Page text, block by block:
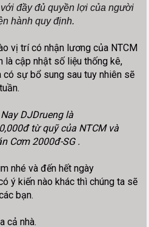
đầy đủ quyền lợi của người
hành quyđịnh.
vị trí có nhận lương của NTCM
là cập nhật số liệu thống kê,
có sự bổ sung sau tuy nhiên sẽ
DJDrueng là
từ quỹ của NTCM và
Cơm 2000đ-SG .
nhé và đến hết ngày
ý kiến nào khác thì chúng ta sẽ
bạn.
cả nhà.